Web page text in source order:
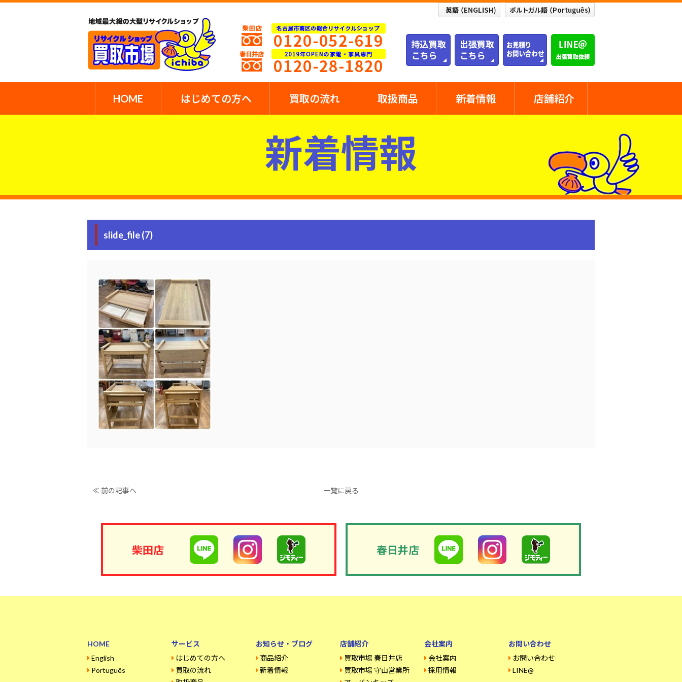
HOME はじめての方へ 買取の流れ 取扱商品 新着情報 店舗紹介
新着情報
slide_file (7)
≪ 前の記事へ 一覧に戻る
柴田店 春日井店
HOME
English
Português
サービス
はじめての方へ
買取の流れ
お知らせ・ブログ
商品紹介
新着情報
店舗紹介
買取市場 春日井店
買取市場 守山営業所
会社案内
会社案内
採用情報
お問い合わせ
お問い合わせ
LINE@